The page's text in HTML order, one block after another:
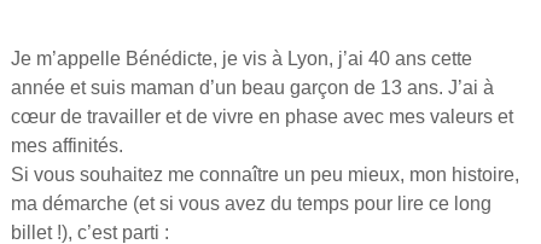
Je m’appelle Bénédicte, je vis à Lyon, j’ai 40 ans cette
année et suis maman d’un beau garçon de 13 ans. J’ai à
cœur de travailler et de vivre en phase avec mes valeurs et
mes affinités.
Si vous souhaitez me connaître un peu mieux, mon histoire,
ma démarche (et si vous avez du temps pour lire ce long
billet !), c’est parti :